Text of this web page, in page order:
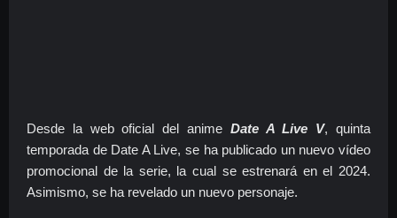
Desde la web oficial del anime Date A Live V, quinta
temporada de Date A Live, se ha publicado un nuevo vídeo
promocional de la serie, la cual se estrenará en el 2024.
Asimismo, se ha revelado un nuevo personaje.